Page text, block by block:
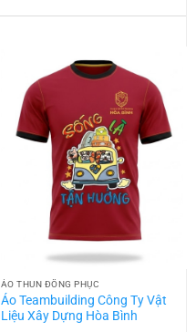
ÁO THUN ĐỒNG PHỤC
Áo Teambuilding Công Ty Vật
Liệu Xây Dựng Hòa Bình